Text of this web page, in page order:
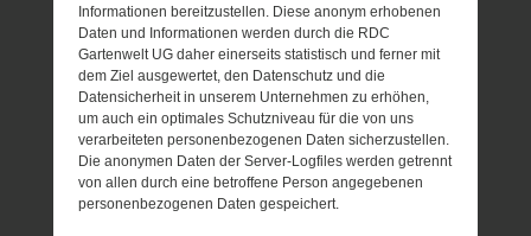
Informationen bereitzustellen. Diese anonym erhobenen
Daten und Informationen werden durch die RDC
Gartenwelt UG daher einerseits statistisch und ferner mit
dem Ziel ausgewertet, den Datenschutz und die
Datensicherheit in unserem Unternehmen zu erhöhen,
um auch ein optimales Schutzniveau für die von uns
verarbeiteten personenbezogenen Daten sicherzustellen.
Die anonymen Daten der Server-Logfiles werden getrennt
von allen durch eine betroffene Person angegebenen
personenbezogenen Daten gespeichert.